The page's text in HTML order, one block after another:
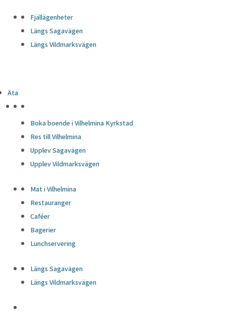
Fjällägenheter
Längs Sagavägen
Längs Vildmarksvägen
Äta
Boka boende i Vilhelmina Kyrkstad
Res till Vilhelmina
Upplev Sagavägen
Upplev Vildmarksvägen
Mat i Vilhelmina
Restauranger
Caféer
Bagerier
Lunchservering
Längs Sagavägen
Längs Vildmarksvägen